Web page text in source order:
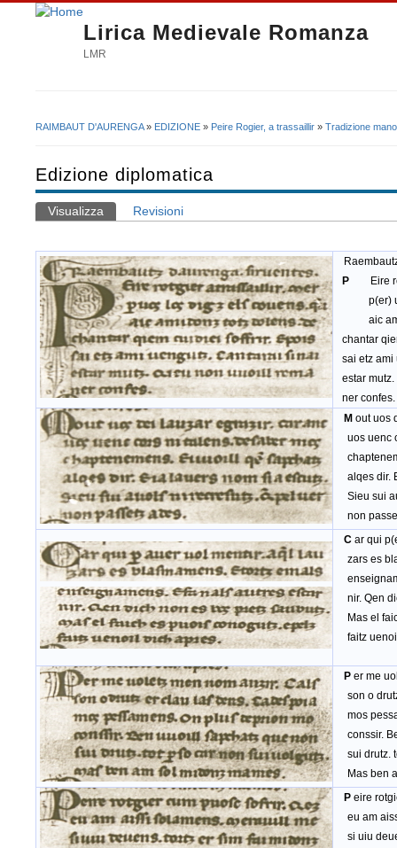
Lirica Medievale Romanza
LMR
RAIMBAUT D'AURENGA» EDIZIONE » Peire Rogier, a trassaillir » Tradizione
Edizione diplomatica
Schede primarie
Visualizza (scheda attiva)
Revisioni
P
Eire
p(er) uos
aic
chantar
sai etz ami
estar
ner confes.
M out uos
uos uenc
alqes dir.
Sieu sui
non
C ar qui
zars es
nir. Qen
Mas el
faitz
P er me
son o
mos
conssir.
sui drutz.
Mas ben
P eire
eu am
si uiu